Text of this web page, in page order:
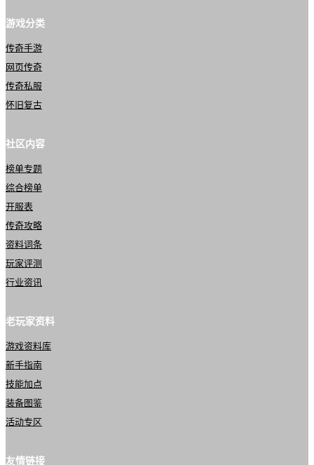
游戏分类
传奇手游
网页传奇
传奇私服
怀旧复古
社区内容
榜单专题
综合榜单
开服表
传奇攻略
资料词条
玩家评测
行业资讯
老玩家资料
游戏资料库
新手指南
技能加点
装备图鉴
活动专区
友情链接